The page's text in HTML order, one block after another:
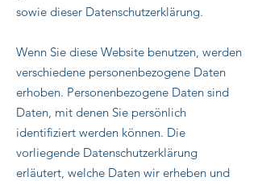
sowie dieser Datenschutzerklärung.
Wenn Sie diese Website benutzen, werden
verschiedene personenbezogene Daten
erhoben. Personenbezogene Daten sind
Daten, mit denen Sie persönlich
identifiziert werden können. Die
vorliegende Datenschutzerklärung
erläutert, welche Daten wir erheben und